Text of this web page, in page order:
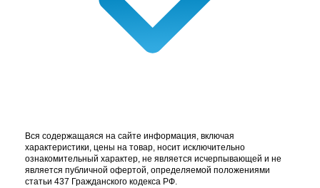
Вся содержащаяся на сайте информация, включая
характеристики, цены на товар, носит исключительно
ознакомительный характер, не является исчерпывающей и не
является публичной офертой, определяемой положениями
статьи 437 Гражданского кодекса РФ.